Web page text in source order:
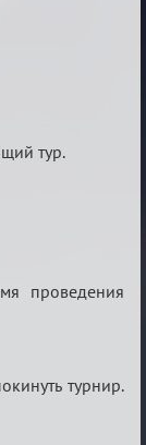
тур.
проведения
турнир.